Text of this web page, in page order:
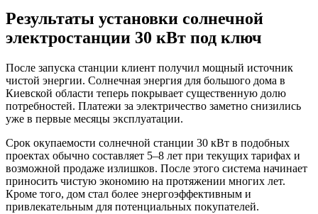
Результаты установки солнечной
электростанции 30 кВт под ключ
После запуска станции клиент получил мощный источник
чистой энергии. Солнечная энергия для большого дома в
Киевской области теперь покрывает существенную долю
потребностей. Платежи за электричество заметно снизились
уже в первые месяцы эксплуатации.
Срок окупаемости солнечной станции 30 кВт в подобных
проектах обычно составляет 5–8 лет при текущих тарифах и
возможной продаже излишков. После этого система начинает
приносить чистую экономию на протяжении многих лет.
Кроме того, дом стал более энергоэффективным и
привлекательным для потенциальных покупателей.